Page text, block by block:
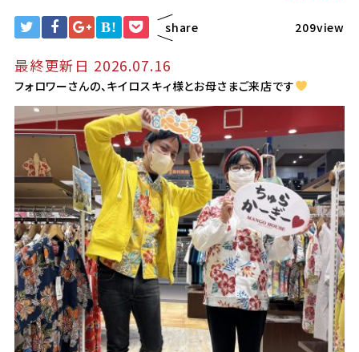
B! share 209view
最終更新日 2026.07.16
フォロワーさんの、キイロスキィ様とお母さまご来店です